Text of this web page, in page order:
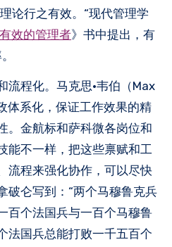
论行之有效‌。“现代管理学
有效的管理者》书中提出，有
流程化。马克思·韦伯（Max
体系化，保证工作效果的精
。金航标和萨科微各岗位和
能不一样，把这些禀赋和工
流程来强化协作，可以尽快
破仑写到：“两个马穆鲁克兵
百个法国兵与一百个马穆鲁
法国兵总能打败一千五百个